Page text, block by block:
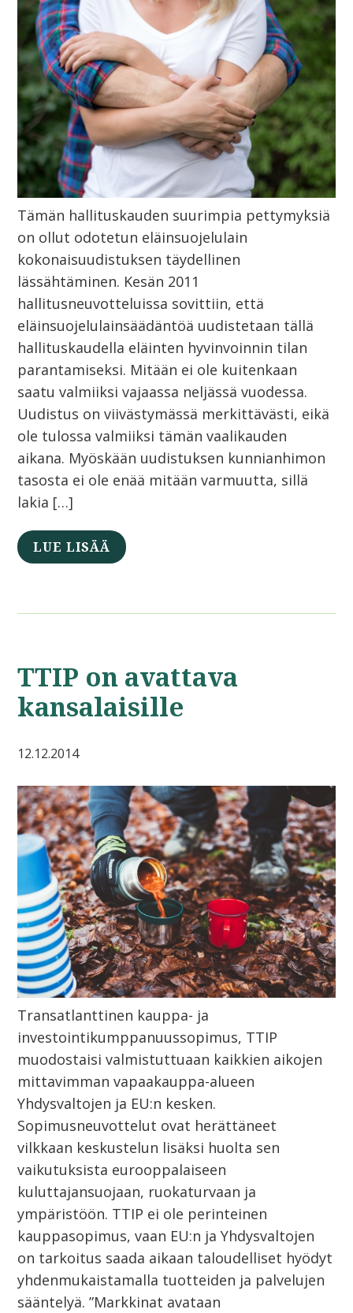
Tämän hallituskauden suurimpia pettymyksiä
on ollut odotetun eläinsuojelulain
kokonaisuudistuksen täydellinen
lässähtäminen. Kesän 2011
hallitusneuvotteluissa sovittiin, että
eläinsuojelulainsäädäntöä uudistetaan tällä
hallituskaudella eläinten hyvinvoinnin tilan
parantamiseksi. Mitään ei ole kuitenkaan
saatu valmiiksi vajaassa neljässä vuodessa.
Uudistus on viivästymässä merkittävästi, eikä
ole tulossa valmiiksi tämän vaalikauden
aikana. Myöskään uudistuksen kunnianhimon
tasosta ei ole enää mitään varmuutta, sillä
lakia […]
LUE LISÄÄ
TTIP on avattava
kansalaisille
12.12.2014
Transatlanttinen kauppa- ja
investointikumppanuussopimus, TTIP
muodostaisi valmistuttuaan kaikkien aikojen
mittavimman vapaakauppa-alueen
Yhdysvaltojen ja EU:n kesken.
Sopimusneuvottelut ovat herättäneet
vilkkaan keskustelun lisäksi huolta sen
vaikutuksista eurooppalaiseen
kuluttajansuojaan, ruokaturvaan ja
ympäristöön. TTIP ei ole perinteinen
kauppasopimus, vaan EU:n ja Yhdysvaltojen
on tarkoitus saada aikaan taloudelliset hyödyt
yhdenmukaistamalla tuotteiden ja palvelujen
sääntelyä. ”Markkinat avataan